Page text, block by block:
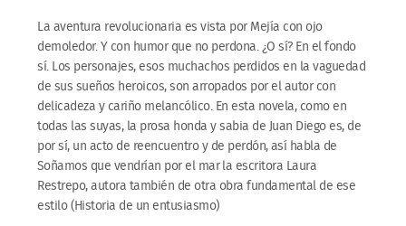
La aventura revolucionaria es vista por Mejía con ojo
demoledor. Y con humor que no perdona. ¿O sí? En el fondo
sí. Los personajes, esos muchachos perdidos en la vaguedad
de sus sueños heroicos, son arropados por el autor con
delicadeza y cariño melancólico. En esta novela, como en
todas las suyas, la prosa honda y sabia de Juan Diego es, de
por sí, un acto de reencuentro y de perdón, así habla de
Soñamos que vendrían por el mar la escritora Laura
Restrepo, autora también de otra obra fundamental de ese
estilo (Historia de un entusiasmo)